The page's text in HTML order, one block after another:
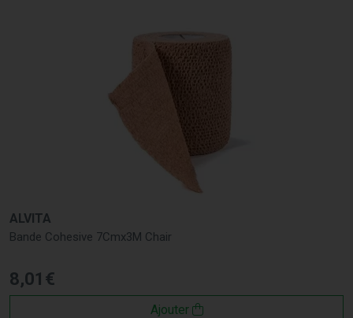
ALVITA
Bande Cohesive 7Cmx3M Chair
8,01 €
Ajouter